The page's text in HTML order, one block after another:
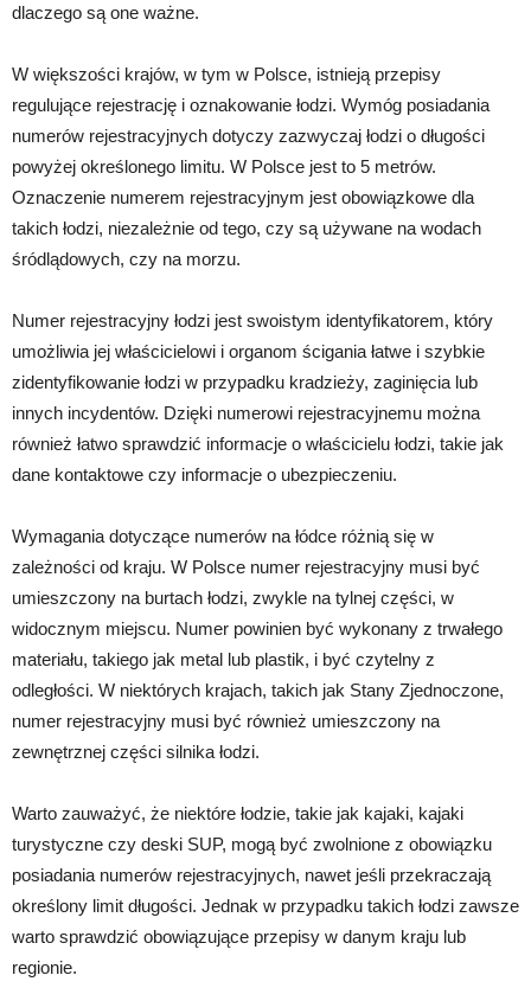
dlaczego są one ważne.
W większości krajów, w tym w Polsce, istnieją przepisy
regulujące rejestrację i oznakowanie łodzi. Wymóg posiadania
numerów rejestracyjnych dotyczy zazwyczaj łodzi o długości
powyżej określonego limitu. W Polsce jest to 5 metrów.
Oznaczenie numerem rejestracyjnym jest obowiązkowe dla
takich łodzi, niezależnie od tego, czy są używane na wodach
śródlądowych, czy na morzu.
Numer rejestracyjny łodzi jest swoistym identyfikatorem, który
umożliwia jej właścicielowi i organom ścigania łatwe i szybkie
zidentyfikowanie łodzi w przypadku kradzieży, zaginięcia lub
innych incydentów. Dzięki numerowi rejestracyjnemu można
również łatwo sprawdzić informacje o właścicielu łodzi, takie jak
dane kontaktowe czy informacje o ubezpieczeniu.
Wymagania dotyczące numerów na łódce różnią się w
zależności od kraju. W Polsce numer rejestracyjny musi być
umieszczony na burtach łodzi, zwykle na tylnej części, w
widocznym miejscu. Numer powinien być wykonany z trwałego
materiału, takiego jak metal lub plastik, i być czytelny z
odległości. W niektórych krajach, takich jak Stany Zjednoczone,
numer rejestracyjny musi być również umieszczony na
zewnętrznej części silnika łodzi.
Warto zauważyć, że niektóre łodzie, takie jak kajaki, kajaki
turystyczne czy deski SUP, mogą być zwolnione z obowiązku
posiadania numerów rejestracyjnych, nawet jeśli przekraczają
określony limit długości. Jednak w przypadku takich łodzi zawsze
warto sprawdzić obowiązujące przepisy w danym kraju lub
regionie.